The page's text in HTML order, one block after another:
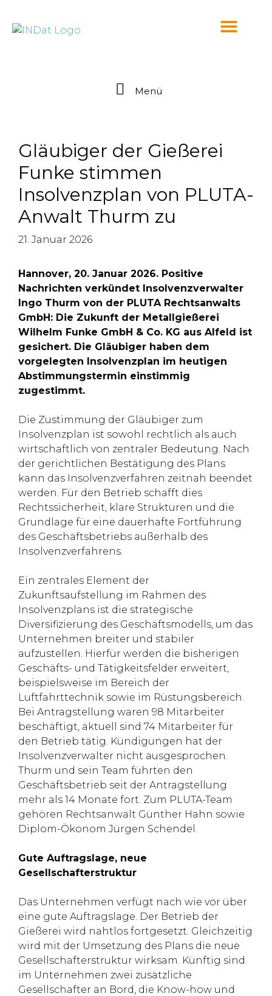
Menü
Gläubiger der Gießerei
Funke stimmen
Insolvenzplan von PLUTA-
Anwalt Thurm zu
21. Januar 2026
Hannover, 20. Januar 2026. Positive
Nachrichten verkündet Insolvenzverwalter
Ingo Thurm von der PLUTA Rechtsanwalts
GmbH: Die Zukunft der Metallgießerei
Wilhelm Funke GmbH & Co. KG aus Alfeld ist
gesichert. Die Gläubiger haben dem
vorgelegten Insolvenzplan im heutigen
Abstimmungstermin einstimmig
zugestimmt.
Die Zustimmung der Gläubiger zum
Insolvenzplan ist sowohl rechtlich als auch
wirtschaftlich von zentraler Bedeutung. Nach
der gerichtlichen Bestätigung des Plans
kann das Insolvenzverfahren zeitnah beendet
werden. Für den Betrieb schafft dies
Rechtssicherheit, klare Strukturen und die
Grundlage für eine dauerhafte Fortführung
des Geschäftsbetriebs außerhalb des
Insolvenzverfahrens.
Ein zentrales Element der
Zukunftsaufstellung im Rahmen des
Insolvenzplans ist die strategische
Diversifizierung des Geschäftsmodells, um das
Unternehmen breiter und stabiler
aufzustellen. Hierfür werden die bisherigen
Geschäfts- und Tätigkeitsfelder erweitert,
beispielsweise im Bereich der
Luftfahrttechnik sowie im Rüstungsbereich.
Bei Antragstellung waren 98 Mitarbeiter
beschäftigt, aktuell sind 74 Mitarbeiter für
den Betrieb tätig. Kündigungen hat der
Insolvenzverwalter nicht ausgesprochen.
Thurm und sein Team führten den
Geschäftsbetrieb seit der Antragstellung
mehr als 14 Monate fort. Zum PLUTA-Team
gehören Rechtsanwalt Günther Hahn sowie
Diplom-Ökonom Jürgen Schendel.
Gute Auftragslage, neue
Gesellschafterstruktur
Das Unternehmen verfügt nach wie vor über
eine gute Auftragslage. Der Betrieb der
Gießerei wird nahtlos fortgesetzt. Gleichzeitig
wird mit der Umsetzung des Plans die neue
Gesellschafterstruktur wirksam. Künftig sind
im Unternehmen zwei zusätzliche
Gesellschafter an Bord, die Know-how und